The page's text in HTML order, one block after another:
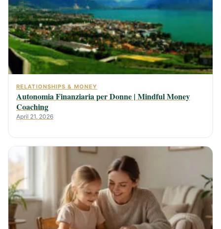
RELATIONSHIPS & MONEY
Autonomia Finanziaria per Donne | Mindful Money
Coaching
April 21, 2026